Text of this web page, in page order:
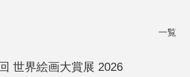
一覧
世界絵画大賞展 2026